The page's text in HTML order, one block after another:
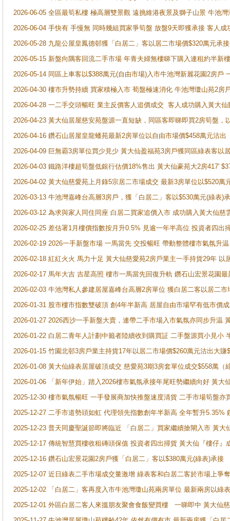
2026-06-05 全區最筍私樓 極高層雙景觀 遠挑維港夜景及獅子山景 牛池
2026-06-04 手快有 手慢無 同時幾組買家爭筍盤 放盤9天即獲承接 客人
2026-05-28 九龍公屋皇鳳德邨獲「白居二」客以居二市場價$320萬元承接
2026-05-15 新盤向隅客回流二手市場 年青夫婦無樓睇下購入連租約半新
2026-05-14 同區上車客以$388萬元(自由市場)入市牛池灣新麗花園2房戶
2026-04-30 樓市升勢持續 買家積極入市 荀盤極速消化 牛池灣瓊山苑2房
2026-04-28 一二手交頭暢旺 業主反價客人追價成交 客人成功購入黃大
2026-04-23 黃大仙居屋慈安苑盤源一直短缺，同區客即睇即買2房筍盤，
2026-04-16 鑽石山居屋皇龍蟠苑最新2房單位以自由市場價$458萬元沽出
2026-04-09 巨無霸3房單位買少見少 黃大仙盈福苑3房戶獲同區綠表客以
2026-04-03 鐵路洋樓超筍盤低銀行估價18%售出 黃大仙豪苑大2房417'
2026-04-02 黃大仙慈愛苑上月錄5宗居二市場成交 最新3房單位以$520萬
2026-03-13 牛池灣嘉峰台高層3房戶，獲「白居二」客以$530萬元(綠表)
2026-03-12 為求與家人同住同座 白居二買家追價入市 成功購入黃大仙
2026-02-25 差估署1月樓價指數按月升0.5% 見逾一年半高位 投資者四
2026-02-19 2026一手新盤市場 一馬當先 交投暢旺 帶動整體樓市氣氛升
2026-02-18 紅紅火火 馬力十足 黃大仙慈愛苑2房戶業主一手持貨29年 以
2026-02-17 馬年大吉 吉星高照 樓市一馬當先回復升軌 鑽石山宏景花園
2026-02-03 牛池灣私人參建居屋嘉峰台高層2房單位 獲白居二客以居二市
2026-01-31 股市樓市指數雙破頂 創4年半新高 居屋自由市場罕有低市價
2026-01-27 2026西沙一手新盤大賣，連帶二手市場入市氣氛亦同步升温
2026-01-22 白居二青年人計劃中籤者陸續收到購買証 二手盤源買小見小
2026-01-15 竹園北邨3房戶業主持貨17年以居二市場價$260萬元沽出大賺
2026-01-08 黃大仙綠表居屋破頂成交 慈愛苑3期3房套單位成交$558萬（
2026-01-06 「新年伊始」踏入2026樓市氣氛承接年尾旺勢繼續向好 黃
2025-12-30 樓市氣氛暢旺 一手發展商加快推盤速度清貨 二手市場筍盤
2025-12-27 二手市道勢頭如虹 代理領先指數創年半新高 全年暫升5.35%
2025-12-23 普天同慶聖誕節即將臨近 「白居二」買家繼續搶閘入市 黃
2025-12-17 傳統智慧買樓收租磚頭保值 投資者四出掃貨 黃大仙『樓仔
2025-12-16 鑽石山宏景花園2房戶獲「白居二」客以$380萬元(綠表)承接
2025-12-07 近日綠表二手市場成交量激增 綠表客和白居二客於市場上
2025-12-02 「白居二」客再度入市牛池灣瓊山苑兩房單位 最新兩房以綠
2025-12-01 外區白居二客人來搵朋友聚會食飯變買樓 一睇即中 黃大仙